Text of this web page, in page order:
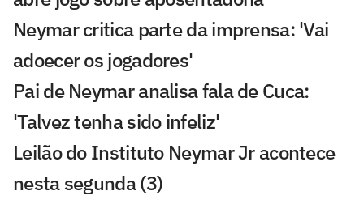
Neymar critica parte da imprensa: 'Vai
adoecer os jogadores'
Pai de Neymar analisa fala de Cuca:
'Talvez tenha sido infeliz'
Leilão do Instituto Neymar Jr acontece
nesta segunda (3)